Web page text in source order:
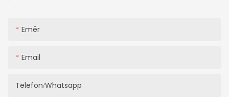
Emër
Email
Telefon/whatsapp